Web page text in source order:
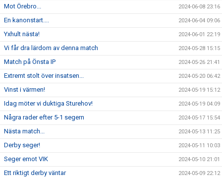
Mot Örebro... 2024-06-08 23:16
En kanonstart.... 2024-06-04 09:06
Yxhult nästa! 2024-06-01 22:19
Vi får dra lärdom av denna match 2024-05-28 15:15
Match på Önsta IP 2024-05-26 21:41
Extremt stolt över insatsen... 2024-05-20 06:42
Vinst i värmen! 2024-05-19 15:12
Idag möter vi duktiga Sturehov! 2024-05-19 04:09
Några rader efter 5-1 segern 2024-05-17 15:54
Nästa match... 2024-05-13 11:25
Derby seger! 2024-05-11 10:03
Seger emot VIK 2024-05-10 21:01
Ett riktigt derby väntar 2024-05-09 22:12